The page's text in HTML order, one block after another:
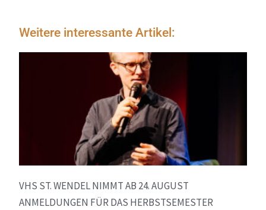
Weitere interessante Artikel:
VHS ST. WENDEL NIMMT AB 24. AUGUST
ANMELDUNGEN FÜR DAS HERBSTSEMESTER